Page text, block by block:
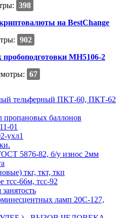
398
на BestChange
902
пробоподготовки МН5106-2
67